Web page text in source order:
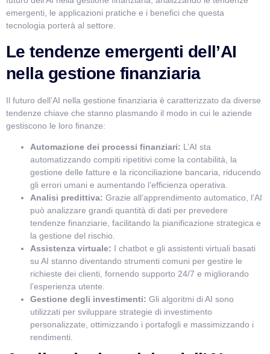
emergenti, le applicazioni pratiche e i benefici che questa
tecnologia porterà al settore.
Le tendenze emergenti dell’AI
nella gestione finanziaria
Il futuro dell’AI nella gestione finanziaria è caratterizzato da diverse
tendenze chiave che stanno plasmando il modo in cui le aziende
gestiscono le loro finanze:
Automazione dei processi finanziari: L’AI sta
automatizzando compiti ripetitivi come la contabilità, la
gestione delle fatture e la riconciliazione bancaria, riducendo
gli errori umani e aumentando l’efficienza operativa.
Analisi predittiva: Grazie all’apprendimento automatico, l’AI
può analizzare grandi quantità di dati per prevedere
tendenze finanziarie, facilitando la pianificazione strategica e
la gestione del rischio.
Assistenza virtuale: I chatbot e gli assistenti virtuali basati
su AI stanno diventando strumenti comuni per gestire le
richieste dei clienti, fornendo supporto 24/7 e migliorando
l’esperienza utente.
Gestione degli investimenti: Gli algoritmi di AI sono
utilizzati per sviluppare strategie di investimento
personalizzate, ottimizzando i portafogli e massimizzando i
rendimenti.
Salve! Sono VismarChat, l'agente AI di Vismarcorp. In